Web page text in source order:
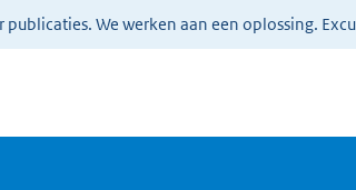
We werken aan een oplossing.